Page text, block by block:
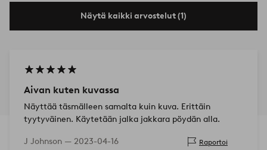
Näytä kaikki arvostelut (1)
Aivan kuten kuvassa
Näyttää täsmälleen samalta kuin kuva. Erittäin
tyytyväinen. Käytetään jalka jakkara pöydän alla.
J Johnson — 2023-04-16 Raportoi